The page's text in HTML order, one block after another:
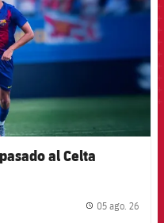
al Celta
05 ago. 26